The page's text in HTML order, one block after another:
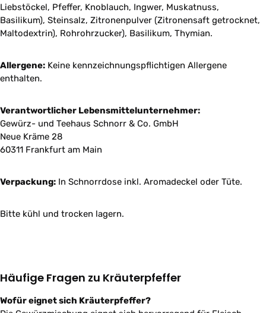
Liebstöckel, Pfeffer, Knoblauch, Ingwer, Muskatnuss,
Basilikum), Steinsalz, Zitronenpulver (Zitronensaft getrocknet,
Maltodextrin), Rohrohrzucker), Basilikum, Thymian.
Allergene: Keine kennzeichnungspflichtigen Allergene
enthalten.
Verantwortlicher Lebensmittelunternehmer:
Gewürz- und Teehaus Schnorr & Co. GmbH
Neue Kräme 28
60311 Frankfurt am Main
Verpackung: In Schnorrdose inkl. Aromadeckel oder Tüte.
Bitte kühl und trocken lagern.
Häufige Fragen zu Kräuterpfeffer
Wofür eignet sich Kräuterpfeffer?